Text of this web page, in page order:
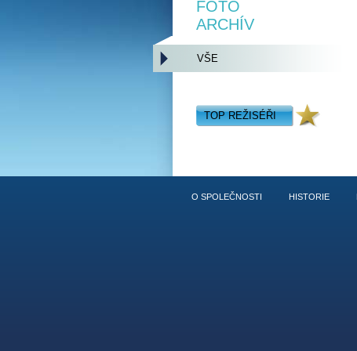
FOTO
ARCHÍV
VŠE
TOP REŽISÉŘI
O SPOLEČNOSTI HISTORIE